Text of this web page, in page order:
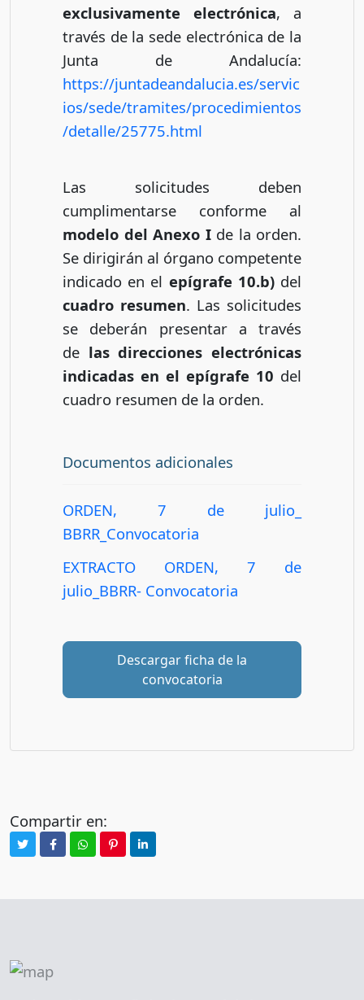
exclusivamente electrónica, a
través de la sede electrónica de la
Junta de Andalucía:
https://juntadeandalucia.es/servic
ios/sede/tramites/procedimientos
/detalle/25775.html
Las solicitudes deben
cumplimentarse conforme al
modelo del Anexo Ide la orden.
Se dirigirán al órgano competente
indicado en el epígrafe 10.b)del
cuadro resumen. Las solicitudes
se deberán presentar a través
de las direcciones electrónicas
indicadas en el epígrafe 10 del
cuadro resumen de la orden.
Documentos adicionales
ORDEN, 7 de julio_
BBRR_Convocatoria
EXTRACTO ORDEN, 7 de
julio_BBRR- Convocatoria
Descargar ficha de la
convocatoria
Compartir en: